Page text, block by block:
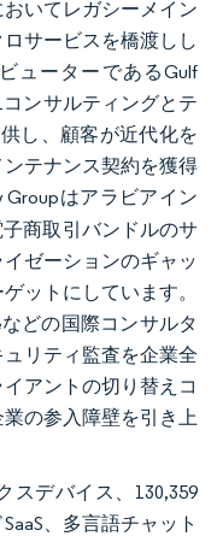
いてレガシーメイン
サービスを橋渡しし
ューターであるGulf
コンサルティングとテ
し、顧客が近代化を
テナンス契約を獲得
Groupはアラビアイン
商取引バンドルのサ
ゼーションのギャッ
ットにしています。
どの国際コンサルタ
リティ監査を企業全
アントの切り替えコ
の参入障壁を引き上
スデバイス、130,359
、多言語チャット